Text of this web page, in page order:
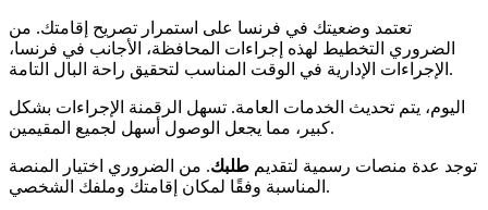
تعتمد وضعيتك في فرنسا على استمرار تصريح إقامتك. من
الضروري التخطيط لهذه إجراءات المحافظة، الأجانب في فرنسا،
الإجراءات الإدارية في الوقت المناسب لتحقيق راحة البال التامة.
اليوم، يتم تحديث الخدمات العامة. تسهل الرقمنة الإجراءات بشكل
كبير، مما يجعل الوصول أسهل لجميع المقيمين.
توجد عدة منصات رسمية لتقديم طلبك. من الضروري اختيار المنصة
المناسبة وفقًا لمكان إقامتك وملفك الشخصي.